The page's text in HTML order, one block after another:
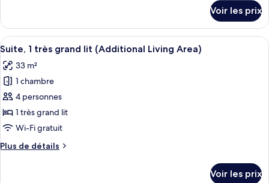
2
grands
lits
le
type
de
Chambre
Standard,
grands
lits
Voir les prix
Afficher
toutes
les
photos
pour
ce
type
chambre :
Une chambre d’hôtel dotée d’un
5
Suite, 1 très grand lit (Additional Living Area)
33 m²
1 chambre
4 personnes
1 très grand lit
Wi-Fi gratuit
Plus de détails
Plus
Voir les prix